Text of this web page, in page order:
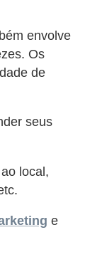
envolve
Os
de
seus
local,
e